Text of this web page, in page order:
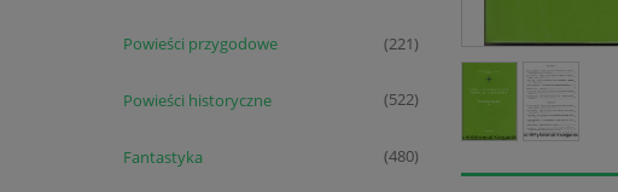
Powieści przygodowe (221)
Powieści historyczne (522)
Fantastyka (480)